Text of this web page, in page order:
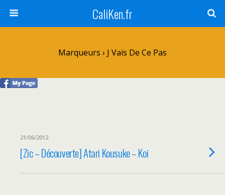
CaliKen.fr
Marqueurs › J Vais De Ce Pas
21/06/2012
[Zic – Découverte] Atari Kousuke – Koi